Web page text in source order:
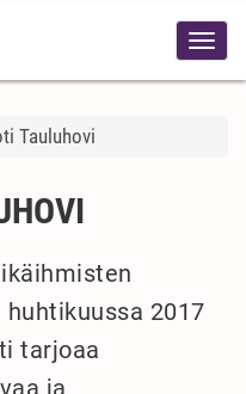
Tauluhovi
2017
tarjoaa
ja